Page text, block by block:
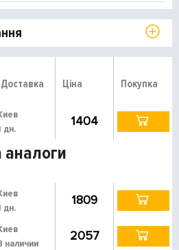
Доставка Ціна Покупка
дн.
1404
аналоги
дн.
1809
наличии
2057